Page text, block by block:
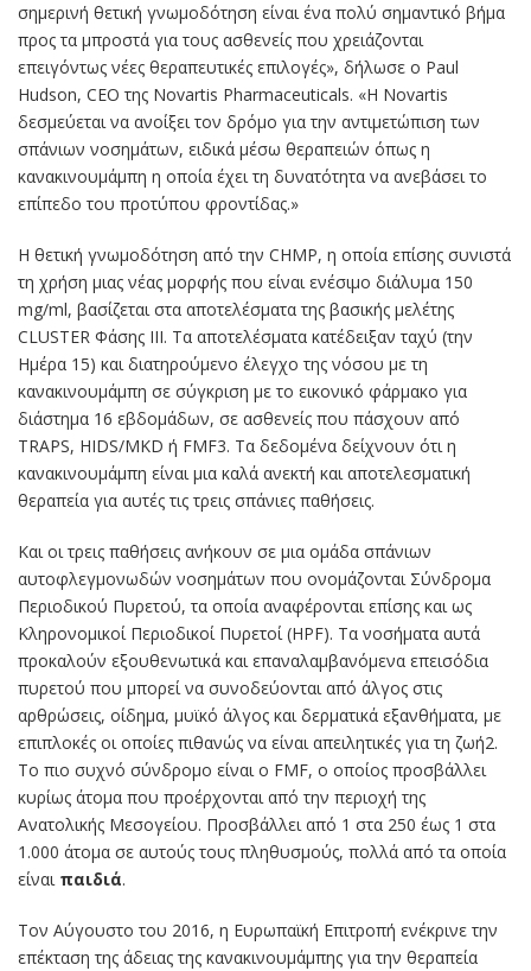
σημερινή θετική γνωμοδότηση είναι ένα πολύ σημαντικό βήμα
προς τα μπροστά για τους ασθενείς που χρειάζονται
επειγόντως νέες θεραπευτικές επιλογές», δήλωσε ο Paul
Hudson, CEO της Novartis Pharmaceuticals. «Η Novartis
δεσμεύεται να ανοίξει τον δρόμο για την αντιμετώπιση των
σπάνιων νοσημάτων, ειδικά μέσω θεραπειών όπως η
κανακινουμάμπη η οποία έχει τη δυνατότητα να ανεβάσει το
επίπεδο του προτύπου φροντίδας.»
Η θετική γνωμοδότηση από την CHMP, η οποία επίσης συνιστά
τη χρήση μιας νέας μορφής που είναι ενέσιμο διάλυμα 150
mg/ml, βασίζεται στα αποτελέσματα της βασικής μελέτης
CLUSTER Φάσης ΙΙΙ. Τα αποτελέσματα κατέδειξαν ταχύ (την
Ημέρα 15) και διατηρούμενο έλεγχο της νόσου με τη
κανακινουμάμπη σε σύγκριση με το εικονικό φάρμακο για
διάστημα 16 εβδομάδων, σε ασθενείς που πάσχουν από
TRAPS, HIDS/MKD ή FMF3. Τα δεδομένα δείχνουν ότι η
κανακινουμάμπη είναι μια καλά ανεκτή και αποτελεσματική
θεραπεία για αυτές τις τρεις σπάνιες παθήσεις.
Και οι τρεις παθήσεις ανήκουν σε μια ομάδα σπάνιων
αυτοφλεγμονωδών νοσημάτων που ονομάζονται Σύνδρομα
Περιοδικού Πυρετού, τα οποία αναφέρονται επίσης και ως
Κληρονομικοί Περιοδικοί Πυρετοί (HPF). Τα νοσήματα αυτά
προκαλούν εξουθενωτικά και επαναλαμβανόμενα επεισόδια
πυρετού που μπορεί να συνοδεύονται από άλγος στις
αρθρώσεις, οίδημα, μυϊκό άλγος και δερματικά εξανθήματα, με
επιπλοκές οι οποίες πιθανώς να είναι απειλητικές για τη ζωή2.
Το πιο συχνό σύνδρομο είναι ο FMF, ο οποίος προσβάλλει
κυρίως άτομα που προέρχονται από την περιοχή της
Ανατολικής Μεσογείου. Προσβάλλει από 1 στα 250 έως 1 στα
1.000 άτομα σε αυτούς τους πληθυσμούς, πολλά από τα οποία
είναι παιδιά.
Τον Αύγουστο του 2016, η Ευρωπαϊκή Επιτροπή ενέκρινε την
επέκταση της άδειας της κανακινουμάμπης για την θεραπεία